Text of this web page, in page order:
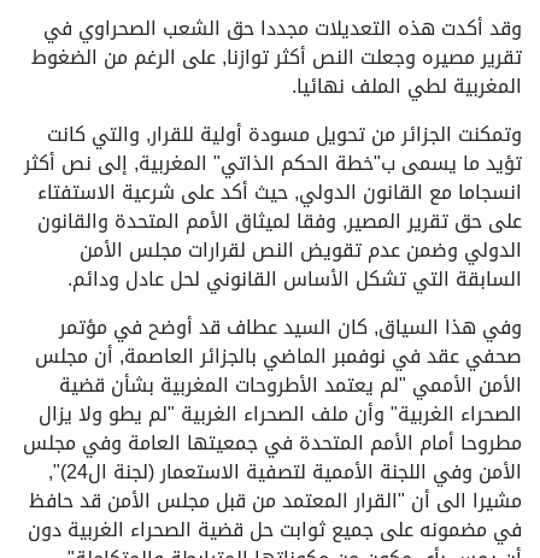
وقد أكدت هذه التعديلات مجددا حق الشعب الصحراوي في
تقرير مصيره وجعلت النص أكثر توازنا, على الرغم من الضغوط
المغربية لطي الملف نهائيا.
وتمكنت الجزائر من تحويل مسودة أولية للقرار, والتي كانت
تؤيد ما يسمى ب"خطة الحكم الذاتي" المغربية, إلى نص أكثر
انسجاما مع القانون الدولي, حيث أكد على شرعية الاستفتاء
على حق تقرير المصير, وفقا لميثاق الأمم المتحدة والقانون
الدولي وضمن عدم تقويض النص لقرارات مجلس الأمن
السابقة التي تشكل الأساس القانوني لحل عادل ودائم.
وفي هذا السياق, كان السيد عطاف قد أوضح في مؤتمر
صحفي عقد في نوفمبر الماضي بالجزائر العاصمة, أن مجلس
الأمن الأممي "لم يعتمد الأطروحات المغربية بشأن قضية
الصحراء الغربية" وأن ملف الصحراء الغربية "لم يطو ولا يزال
مطروحا أمام الأمم المتحدة في جمعيتها العامة وفي مجلس
الأمن وفي اللجنة الأممية لتصفية الاستعمار (لجنة ال24)",
مشيرا الى أن "القرار المعتمد من قبل مجلس الأمن قد حافظ
في مضمونه على جميع ثوابت حل قضية الصحراء الغربية دون